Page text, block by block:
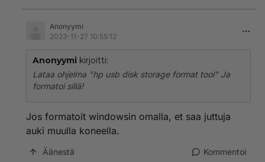
Anonyymi
2023-11-27 10:55:12
Anonyymi kirjoitti:
Lataa ohjelma "hp usb disk storage format tool" Ja
formatoi sillä!
Jos formatoit windowsin omalla, et saa juttuja
auki muulla koneella.
Äänestä Kommentoi